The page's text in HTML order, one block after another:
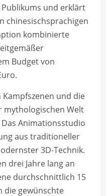
und erklärt
chinesischsprachigen
kombinierte
Budget von
und die
mythologischen Welt
Animationsstudio
aus traditioneller
3D-Technik.
drei Jahre lang an
durchschnittlich 15
die gewünschte